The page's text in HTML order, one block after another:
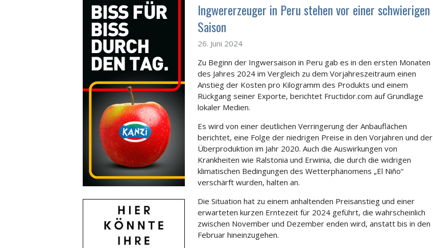
Ingwererzeuger in Peru stehen vor einer schwierigen
Saison
26. Juni 2024
Zu Beginn der Ingwersaison in Peru gab es in den ersten Monaten
des Jahres 2024 im Vergleich zu dem Vorjahreszeitraum einen
Anstieg der Kosten pro Kilogramm des Produkts und einem
Rückgang seiner Exporte, berichtet Fructidor.com auf Grundlage
lokaler Medien.
Es wird von einer deutlichen Verringerung der Anbauflächen
berichtet, eine Folge der niedrigen Preise in den Vorjahren und der
Überproduktion im Jahr 2020. Auch die Auswirkungen von
Krankheiten wie Ralstonia und Erwinia, die durch die widrigen
klimatischen Bedingungen des Wetterphänomens „El Niño“
verschärft wurden, halten an.
Die Situation hat zu einem anhaltenden Preisanstieg und einer
erwarteten kurzen Erntezeit für 2024 geführt, die wahrscheinlich
zwischen November und Dezember enden wird, anstatt bis in den
Februar hineinzugehen.